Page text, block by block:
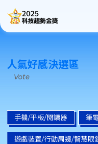
人氣好感決選區
Vote
手機/平板/閱讀器 筆
遊戲裝置/行動周邊/智慧眼